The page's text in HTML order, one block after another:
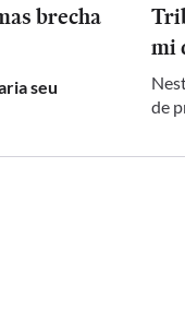
brecha
seu
mi
de